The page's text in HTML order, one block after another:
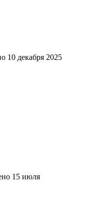
10 декабря 2025
15 июля